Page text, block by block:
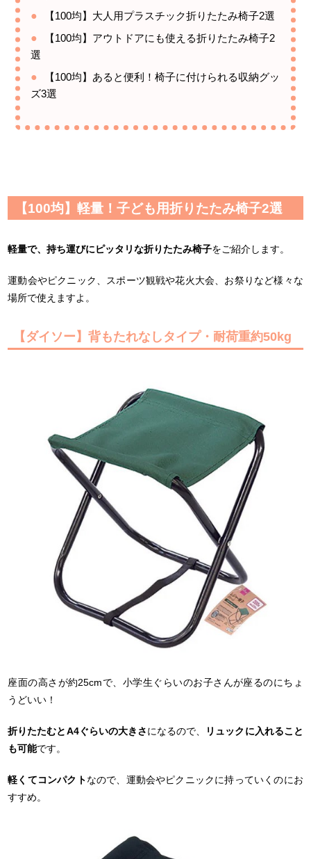
【100均】大人用プラスチック折りたたみ椅子2選
【100均】アウトドアにも使える折りたたみ椅子2
選
【100均】あると便利！椅子に付けられる収納グッ
ズ3選
【100均】軽量！子ども用折りたたみ椅子2選
軽量で、持ち運びにピッタリな折りたたみ椅子をご紹介します。
運動会やピクニック、スポーツ観戦や花火大会、お祭りなど様々な
場所で使えますよ。
【ダイソー】背もたれなしタイプ・耐荷重約50kg
座面の高さが約25cmで、小学生ぐらいのお子さんが座るのにちょ
うどいい！
折りたたむとA4ぐらいの大きさになるので、
リュックに入れること
も可能です。
軽くてコンパクトなので、運動会やピクニックに持っていくのにお
すすめ。